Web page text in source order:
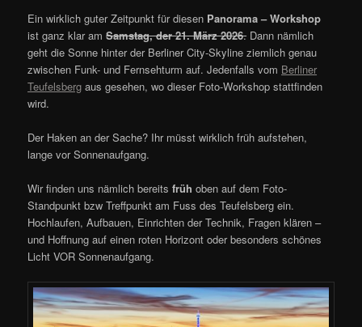
Ein wirklich guter Zeitpunkt für diesen Panorama – Workshop
ist ganz klar amSamstag, der 21. März 2026. Dann nämlich
geht die Sonne hinter der Berliner City-Skyline ziemlich genau
zwischen Funk- und Fernsehturm auf. Jedenfalls vom Berliner
Teufelsberg aus gesehen, wo dieser Foto-Workshop stattfinden
wird.
Der Haken an der Sache? Ihr müsst wirklich früh aufstehen,
lange vor Sonnenaufgang.
Wir finden uns nämlich bereitsfrüh oben auf dem Foto-
Standpunkt bzw Treffpunkt am Fuss des Teufelsberg ein.
Hochlaufen, Aufbauen, Einrichten der Technik, Fragen klären –
und Hoffnung auf einen roten Horizont oder besonders schönes
Licht VOR Sonnenaufgang.